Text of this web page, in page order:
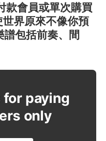
款會員或單次購買
世界原來不像你預
包括前奏、間
paying
only